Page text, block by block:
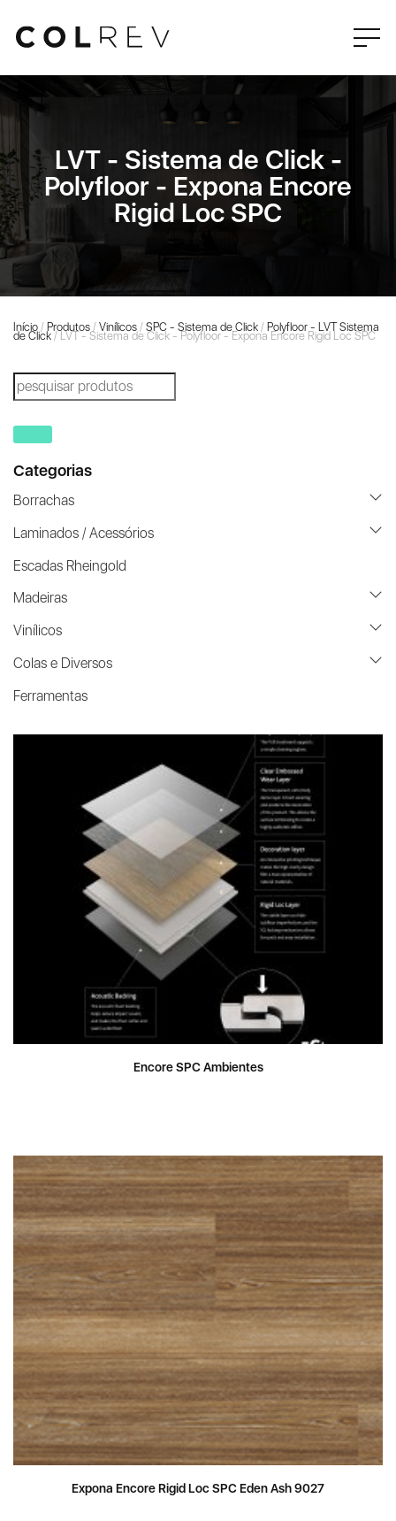
LVT - Sistema de Click -
Polyfloor - Expona Encore
Rigid Loc SPC
Início / Produtos / Vinílicos / SPC - Sistema de Click / Polyfloor - LVT Sistema
de Click / LVT - Sistema de Click - Polyfloor - Expona Encore Rigid Loc SPC
Products
search
Categorias
Borrachas
Laminados / Acessórios
Escadas Rheingold
Madeiras
Vinílicos
Colas e Diversos
Ferramentas
Encore SPC Ambientes
Expona Encore Rigid Loc SPC Eden Ash 9027